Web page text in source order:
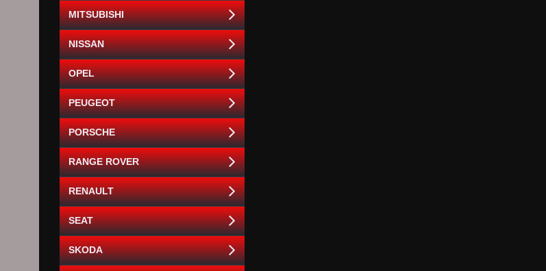
MITSUBISHI
NISSAN
OPEL
PEUGEOT
PORSCHE
RANGE ROVER
RENAULT
SEAT
SKODA